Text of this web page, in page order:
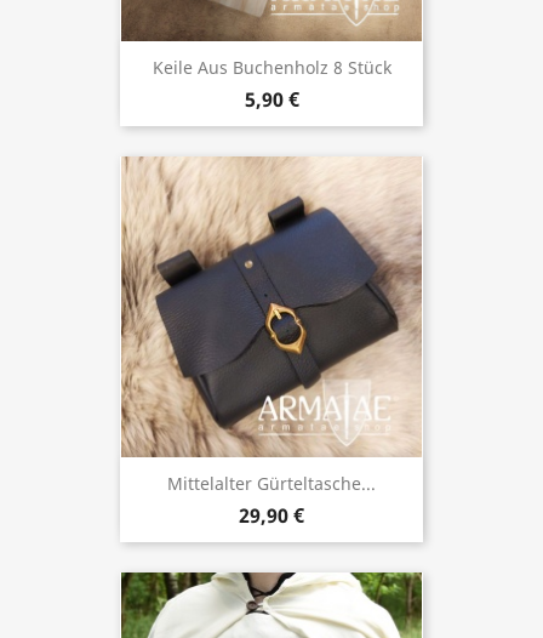
Keile Aus Buchenholz 8 Stück
5,90 €
Mittelalter Gürteltasche...
29,90 €